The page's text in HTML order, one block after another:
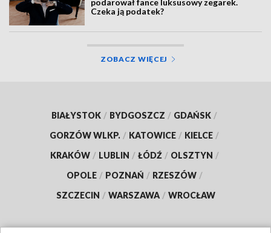
podarował fance luksusowy zegarek.
Czeka ją podatek?
ZOBACZ WIĘCEJ
BIAŁYSTOK / BYDGOSZCZ / GDAŃSK /
GORZÓW WLKP. / KATOWICE / KIELCE /
KRAKÓW / LUBLIN / ŁÓDŹ / OLSZTYN /
OPOLE / POZNAŃ / RZESZÓW /
SZCZECIN / WARSZAWA / WROCŁAW